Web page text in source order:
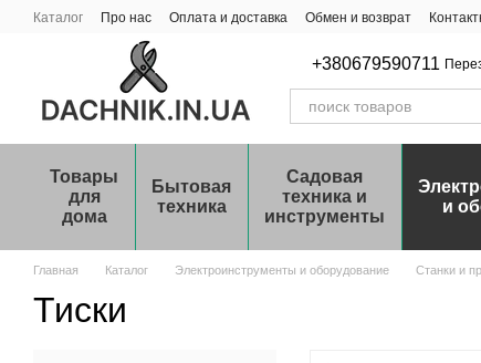
Перейти к основному контенту
Каталог Про нас Оплата и доставка Обмен и возврат
+380679590711
Товары
для
дома
Бытовая
техника
Садовая
техника и
инструменты
и
Главная Каталог Электроинструменты и оборудование Станки и
Тиски